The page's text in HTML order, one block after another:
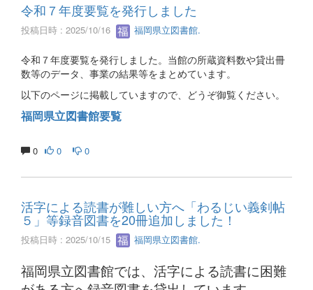
令和７年度要覧を発行しました
投稿日時 : 2025/10/16 福岡県立図書館.
令和７年度要覧を発行しました。当館の所蔵資料数や貸出冊
数等のデータ、事業の結果等をまとめています。
以下のページに掲載していますので、どうぞ御覧ください。
福岡県立図書館要覧
0 0 0
活字による読書が難しい方へ「わるじい義剣帖
５」等録音図書を20冊追加しました！
投稿日時 : 2025/10/15 福岡県立図書館.
福岡県立図書館では、活字による読書に困難